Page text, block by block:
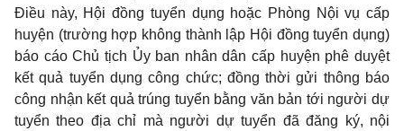
Điều này, Hội đồng tuyển dụng hoặc Phòng Nội vụ cấp
huyện (trường hợp không thành lập Hội đồng tuyển dụng)
báo cáo Chủ tịch Ủy ban nhân dân cấp huyện phê duyệt
kết quả tuyển dụng công chức; đồng thời gửi thông báo
công nhận kết quả trúng tuyển bằng văn bản tới người dự
tuyển theo địa chỉ mà người dự tuyển đã đăng ký, nội